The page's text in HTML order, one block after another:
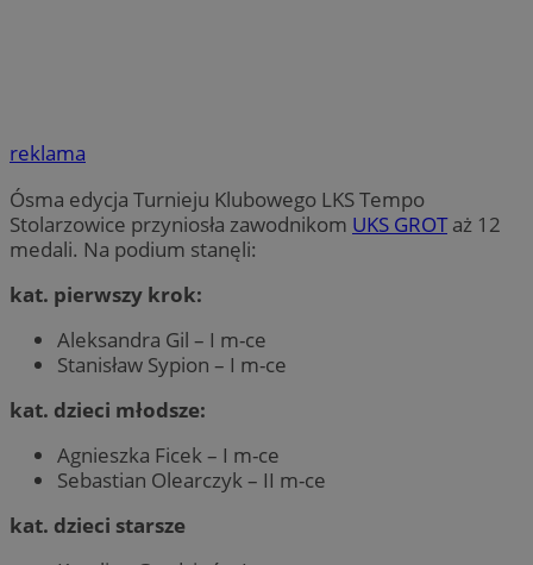
reklama
Ósma edycja Turnieju Klubowego LKS Tempo
Stolarzowice przyniosła zawodnikom UKS GROTaż 12
medali. Na podium stanęli:
kat. pierwszy krok:
Aleksandra Gil – I m-ce
Stanisław Sypion – I m-ce
kat. dzieci młodsze:
Agnieszka Ficek – I m-ce
Sebastian Olearczyk – II m-ce
kat. dzieci starsze